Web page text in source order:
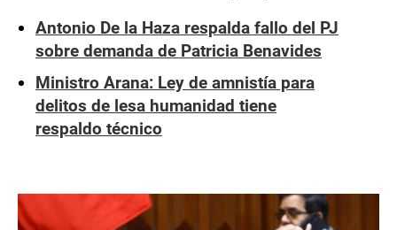
Antonio De la Haza respalda fallo del PJ
sobre demanda de Patricia Benavides
Ministro Arana: Ley de amnistía para
delitos de lesa humanidad tiene
respaldo técnico